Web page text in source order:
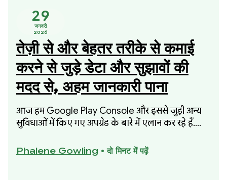
29
जनवरी
2026
तेज़ी से और बेहतर तरीके से कमाई
करने से जुड़े डेटा और सुझावों की
मदद से, अहम जानकारी पाना
आज हम Google Play Console और इससे जुड़ी अन्य
सुविधाओं में किए गए अपग्रेड के बारे में एलान कर रहे हैं.
जानकारी मिलेगी. साथ ही, इसे बेहतर बनाने के लिए, डेटा पर
आधारित खास चरणों के बारे में पता चलेगा.
Phalene Gowling • दो मिनट में पढ़ें